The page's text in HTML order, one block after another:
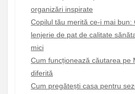
organizări inspirate
Copilul tău merită ce-i mai bun:
lenjerie de pat de calitate
mici
Cum funcționează căutarea pe
diferită
Cum pregătești casa pentru